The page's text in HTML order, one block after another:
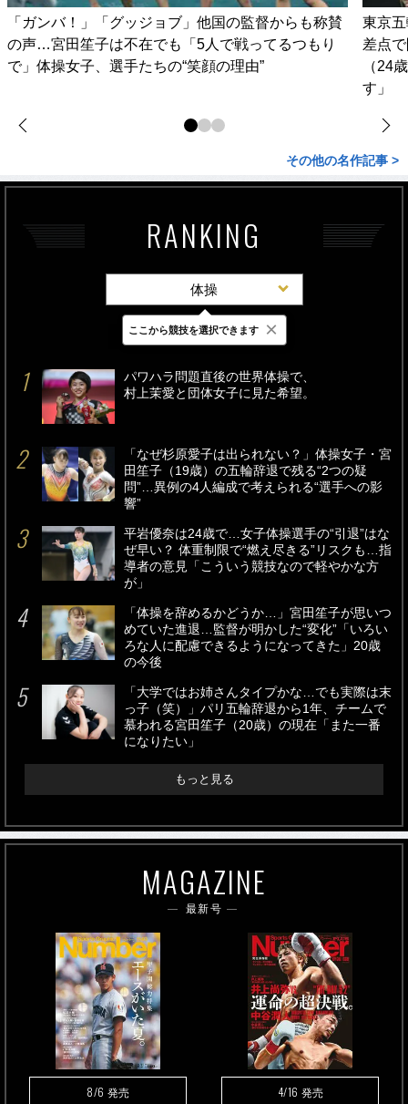
「ガンバ！」「グッジョブ」他国の監督からも称賛
の声…宮田笙子は不在でも「5人で戦ってるつもり
で」体操女子、選手たちの“笑顔の理由”
東京
差点
（24
す」
その他の名作記事 >
RANKING
体操
最新 24時間 週間
パワハラ問題直後の世界体操で、
村上茉愛と団体女子に見た希望。
「なぜ杉原愛子は出られない？」体操女子・宮
田笙子（19歳）の五輪辞退で残る“2つの疑
問”…異例の4人編成で考えられる“選手への影
響”
平岩優奈は24歳で…女子体操選手の“引退”はな
ぜ早い？ 体重制限で“燃え尽きる”リスクも…指
導者の意見「こういう競技なので軽やかな方
が」
「体操を辞めるかどうか…」宮田笙子が思いつ
めていた進退…監督が明かした“変化”「いろい
ろな人に配慮できるようになってきた」20歳
の今後
「大学ではお姉さんタイプかな…でも実際は末
っ子（笑）」パリ五輪辞退から1年、チームで
慕われる宮田笙子（20歳）の現在「また一番
になりたい」
もっと見る
MAGAZINE
最新号
8/6 発売 4/16 発売
ここから競技を選択できます ×